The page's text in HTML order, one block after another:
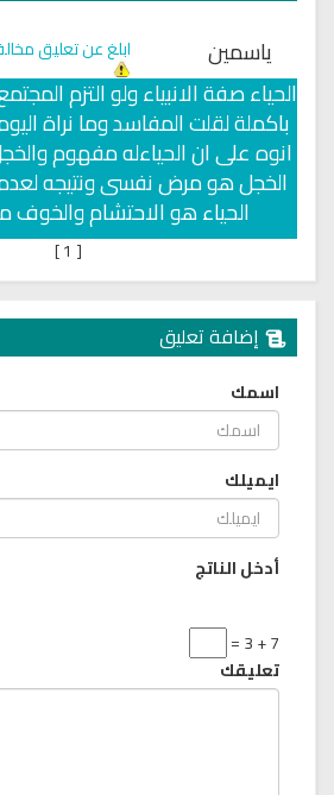
ياسمين ابلغ عن تعليق
الحياء صفة الانبياء ولو التزم
باكملة لقلت المفاسد وما نراة
انوه على ان الحياءله مفهوم
الخجل هو مرض نفسى ونتيجه لعدم
الحياء هو الاحتشام والخوف
[
]
إضافة تعليق
اسمك
ايميلك
أدخل الناتج
7 + 3 =
تعليقك